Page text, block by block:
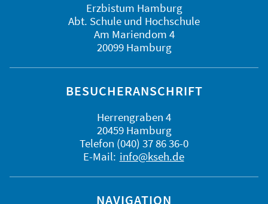
Erzbistum Hamburg
Abt. Schule und Hochschule
Am Mariendom 4
20099 Hamburg
BESUCHERANSCHRIFT
Herrengraben 4
20459 Hamburg
Telefon (040) 37 86 36-0
E-Mail: info@kseh.de
NAVIGATION